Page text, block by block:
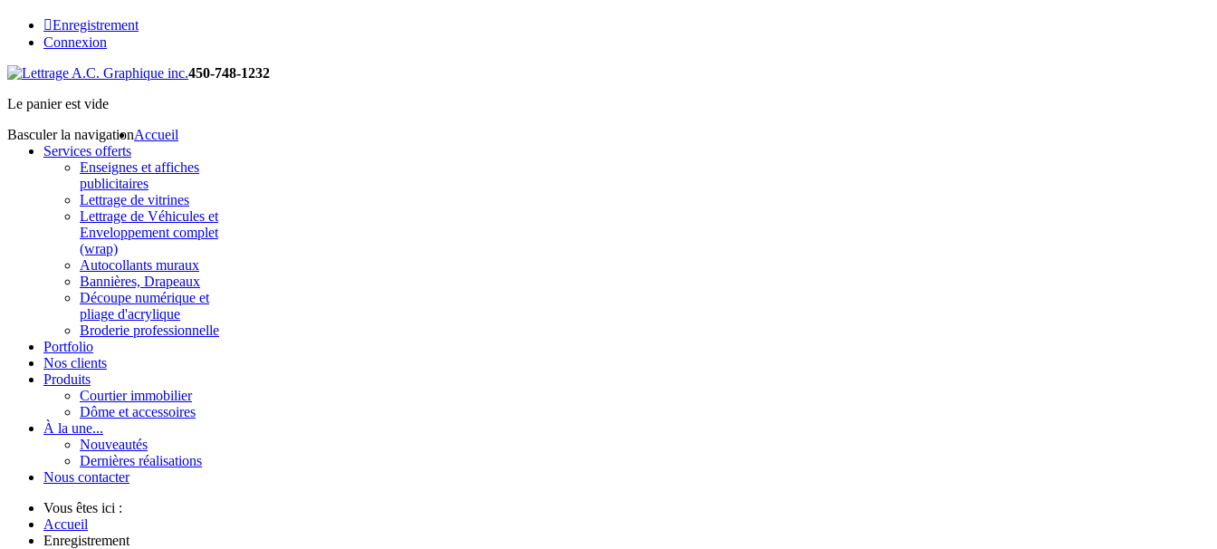
Enregistrement
Connexion
450-748-1232
Le panier est vide
Basculer la navigationAccueil
Services offerts
Enseignes et affiches
publicitaires
Lettrage de vitrines
Lettrage de Véhicules et
Enveloppement complet
(wrap)
Autocollants muraux
Bannières, Drapeaux
Découpe numérique et
pliage d'acrylique
Broderie professionnelle
Portfolio
Nos clients
Produits
Courtier immobilier
Dôme et accessoires
À la une...
Nouveautés
Dernières réalisations
Nous contacter
Vous êtes ici :
Accueil
Enregistrement